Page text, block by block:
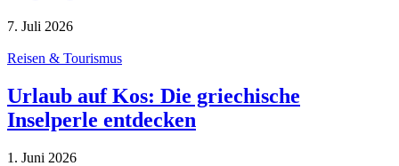
7. Juli 2026
Reisen & Tourismus
Urlaub auf Kos: Die griechische
Inselperle entdecken
1. Juni 2026